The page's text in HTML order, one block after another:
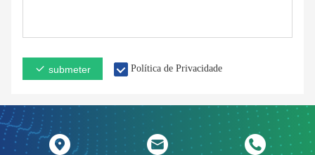
submeter Política de Privacidade